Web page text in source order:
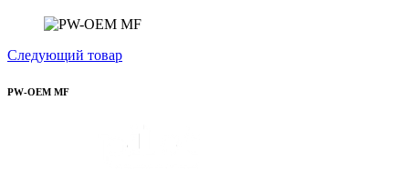
Следующий товар
PW-OEM MF